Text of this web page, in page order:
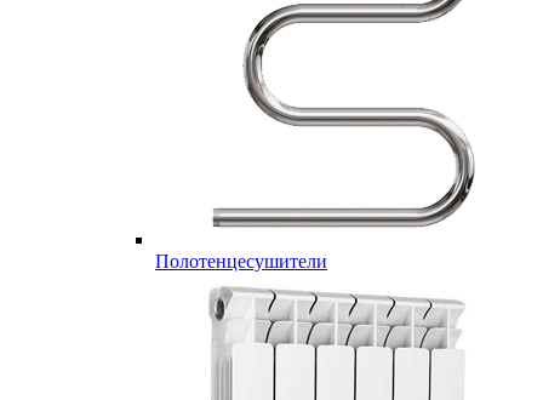
Полотенцесушители